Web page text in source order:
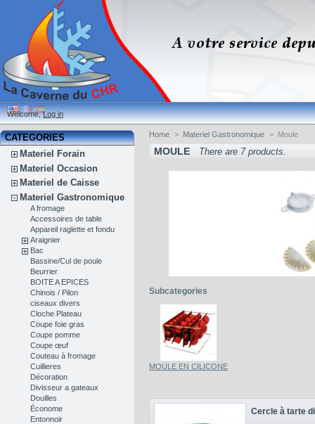
Welcome,Log in
CATEGORIES
Materiel Forain
Materiel Occasion
Materiel de Caisse
Materiel Gastronomique
A fromage
Accessoires de table
Appareil raglette et fondu
Araignier
Bac
Bassine/Cul de poule
Beurrier
BOITE A EPICES
Chinois / Pilon
ciseaux divers
Cloche Plateau
Coupe foie gras
Coupe pomme
Coupe œuf
Couteau à fromage
Cuillieres
Décoration
Divisseur a gateaux
Douilles
Économe
Entonnoir
Home > Materiel Gastronomique > Moule
MOULE There are 7 products.
Subcategories
MOULE EN CILICONE
Cercle à tarte